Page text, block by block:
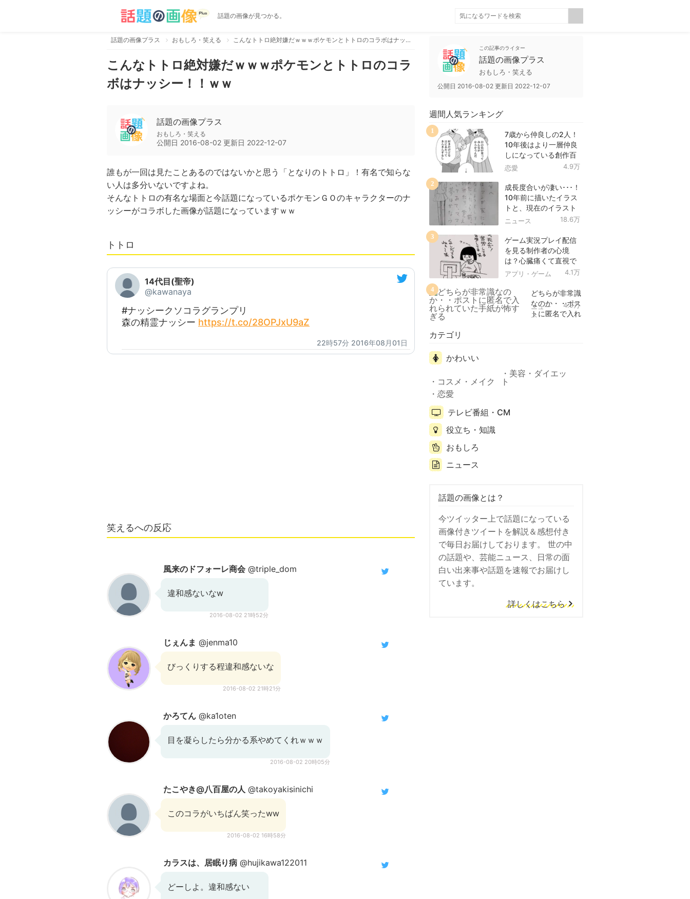
話題の画像が見つかる。
話題の画像プラス おもしろ・笑える こんなトトロ絶対嫌だｗｗｗポケモンとトトロのコラボはナッシー！！ｗｗ
こんなトトロ絶対嫌だｗｗｗポケモンとトトロのコラ
ボはナッシー！！ｗｗ
話題の画像プラス
おもしろ・笑える
公開日 2016-08-02 更新日 2022-12-07
誰もが一回は見たことあるのではないかと思う「となりのトトロ」！有名で知らな
い人は多分いないですよね。
そんなトトロの有名な場面と今話題になっているポケモンＧＯのキャラクターのナ
ッシーがコラボした画像が話題になっていますｗｗ
トトロ
14代目(聖帝)
@kawanaya
#ナッシークソコラグランプリ
森の精霊ナッシー https://t.co/28OPJxU9aZ
22時57分 2016年08月01日
笑えるへの反応
風来のドフォーレ商会 @triple_dom
違和感ないなw
2016-08-02 21時52分
じぇんま @jenma10
びっくりする程違和感ないな
2016-08-02 21時21分
かろてん @ka1oten
目を凝らしたら分かる系やめてくれｗｗｗ
2016-08-02 20時05分
たこやき@八百屋の人 @takoyakisinichi
このコラがいちばん笑ったww
2016-08-02 16時58分
カラスは、居眠り病 @hujikawa122011
どーしよ。違和感ない
この記事のライター
話題の画像プラス
おもしろ・笑える
公開日 2016-08-02 更新日 2022-12-07
週間人気ランキング
7歳から仲良しの2人！
10年後はより一層仲良
しになっている創作百
合！
恋愛 4.9万
1
成長度合いが凄い･･･！
10年前に描いたイラス
トと、現在のイラスト
を投稿したツイートが
ニュース 18.6万
2
ゲーム実況プレイ配信
を見る制作者の心境
は？心臓痛くて直視で
きなかった！
アプリ・ゲーム 4.1万
3
どちらが非常識
なのか・・ポス
トに匿名で入れ
ニュー
ス
4.9万
4
カテゴリ
かわいい
コスメ・メイク
美容・ダイエッ
ト
恋愛
テレビ番組・CM
役立ち・知識
おもしろ
ニュース
話題の画像とは？
今ツイッター上で話題になっている
画像付きツイートを解説＆感想付き
で毎日お届けしております。 世の中
の話題や、芸能ニュース、日常の面
白い出来事や話題を速報でお届けし
ています。
詳しくはこちら